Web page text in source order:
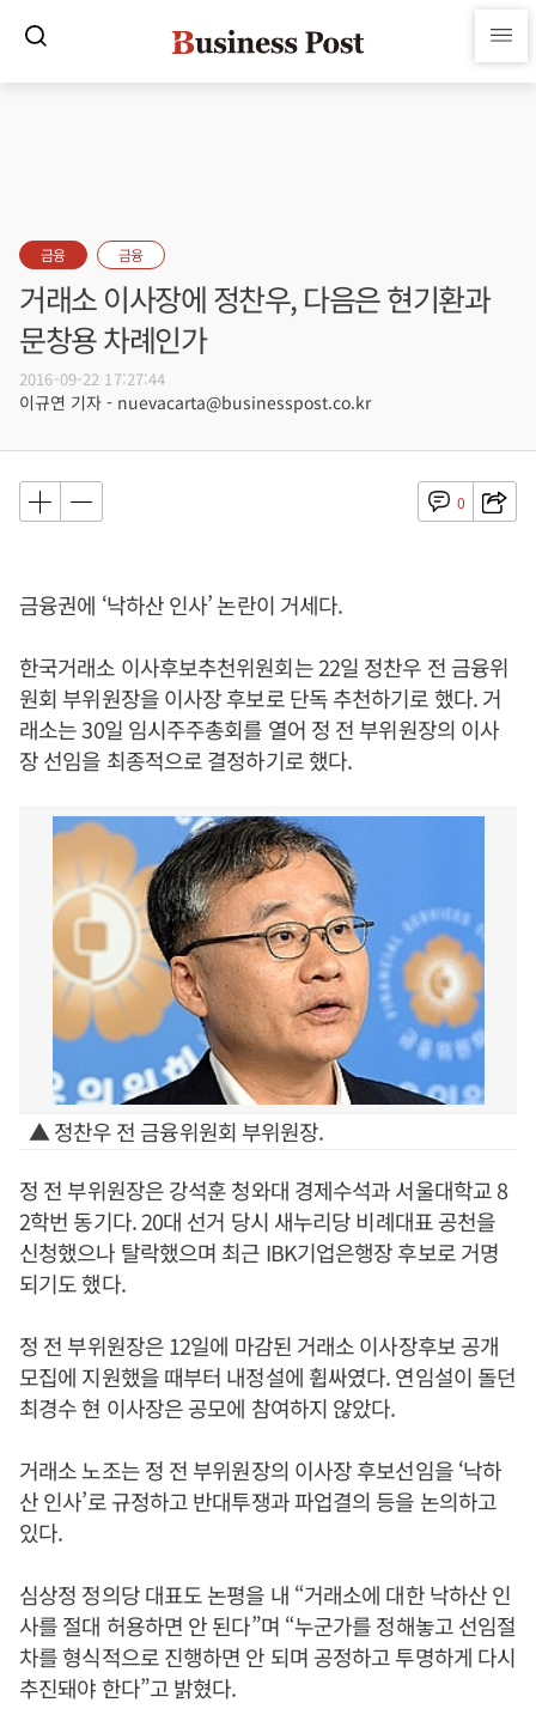
금융 금융
거래소 이사장에 정찬우, 다음은 현기환과
문창용 차례인가
2016-09-22 17:27:44
이규연 기자 - nuevacarta@businesspost.co.kr
0
금융권에 ‘낙하산 인사’ 논란이 거세다.
한국거래소 이사후보추천위원회는 22일 정찬우 전 금융위
원회 부위원장을 이사장 후보로 단독 추천하기로 했다. 거
래소는 30일 임시주주총회를 열어 정 전 부위원장의 이사
장 선임을 최종적으로 결정하기로 했다.
▲ 정찬우 전 금융위원회 부위원장.
정 전 부위원장은 강석훈 청와대 경제수석과 서울대학교 8
2학번 동기다. 20대 선거 당시 새누리당 비례대표 공천을
신청했으나 탈락했으며 최근 IBK기업은행장 후보로 거명
되기도 했다.
정 전 부위원장은 12일에 마감된 거래소 이사장후보 공개
모집에 지원했을 때부터 내정설에 휩싸였다. 연임설이 돌던
최경수 현 이사장은 공모에 참여하지 않았다.
거래소 노조는 정 전 부위원장의 이사장 후보선임을 ‘낙하
산 인사’로 규정하고 반대투쟁과 파업결의 등을 논의하고
있다.
심상정 정의당 대표도 논평을 내 “거래소에 대한 낙하산 인
사를 절대 허용하면 안 된다”며 “누군가를 정해놓고 선임절
차를 형식적으로 진행하면 안 되며 공정하고 투명하게 다시
추진돼야 한다”고 밝혔다.